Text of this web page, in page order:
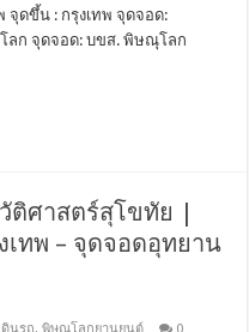
จุดขึ้น : กรุงเทพ จุดจอด:
ลก จุดจอด: บขส. พิษณุโลก
ติศาสตร์สุโขทัย |
เทพ – จุดจอดอุทยาน
ดินรถ,พิษณุโลกยานยนต์ 0